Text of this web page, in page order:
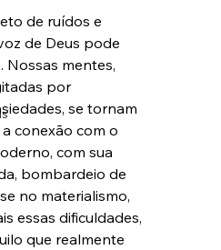
de ruídos e
de Deus pode
Nossas mentes,
por
se tornam
conexão com o
com sua
bombardeio de
no materialismo,
essas dificuldades,
que realmente